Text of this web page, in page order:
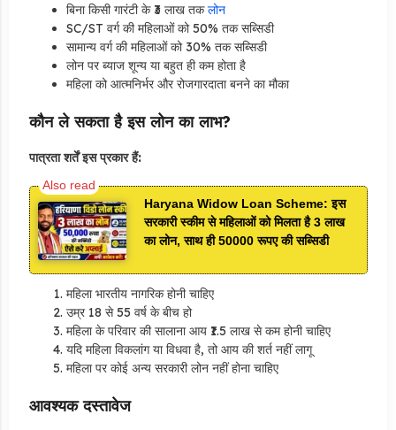
बिना किसी गारंटी के ₹3 लाख तकलोन
SC/ST वर्ग की महिलाओं को 50% तक सब्सिडी
सामान्य वर्ग की महिलाओं को 30% तक सब्सिडी
लोन पर ब्याज शून्य या बहुत ही कम होता है
महिला को आत्मनिर्भर और रोजगारदाता बनने का मौका
कौन ले सकता है इस लोन का लाभ?
पात्रता शर्तें इस प्रकार हैं:
Haryana Widow Loan Scheme: इस
सरकारी स्कीम से महिलाओं को मिलता है 3 लाख
का लोन, साथ ही 50000 रूपए की सब्सिडी
महिला भारतीय नागरिक होनी चाहिए
उम्र 18 से 55 वर्ष के बीच हो
महिला के परिवार की सालाना आय ₹1.5 लाख से कम होनी चाहिए
यदि महिला विकलांग या विधवा है, तो आय की शर्त नहीं लागू
महिला पर कोई अन्य सरकारी लोन नहीं होना चाहिए
आवश्यक दस्तावेज